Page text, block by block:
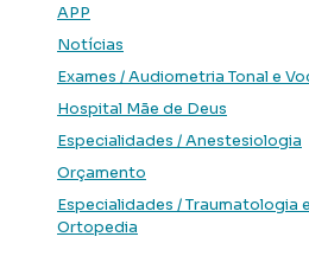
APP
Notícias
Exames / Audiometria Tonal e
Hospital Mãe de Deus
Especialidades / Anestesiologia
Orçamento
Especialidades / Traumatologia e
Ortopedia